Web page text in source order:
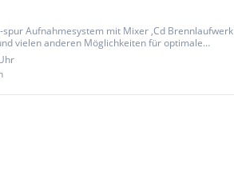
spur Aufnahmesystem mit Mixer ,Cd Brennlaufwerk
vielen anderen Möglichkeiten für optimale
Details bitt aus dem passenden Alukoffer.